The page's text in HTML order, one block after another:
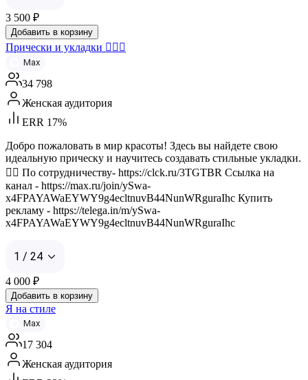
3 500 ₽
Добавить в корзину
Прически и укладки 👱🏻‍♀️
Max
34 798
Женская аудитория
ERR 17%
Добро пожаловать в мир красоты! Здесь вы найдете свою
идеальную прическу и научитесь создавать стильные укладки.
👱‍♀️ По сотрудничеству- https://clck.ru/3TGTBR Ссылка на
канал - https://max.ru/join/ySwa-
x4FPAYAWaEYWY9g4ecltnuvB44NunWRguraIhc Купить
рекламу - https://telega.in/m/ySwa-
x4FPAYAWaEYWY9g4ecltnuvB44NunWRguraIhc
1 / 24
4 000 ₽
Добавить в корзину
Я на стиле
Max
17 304
Женская аудитория